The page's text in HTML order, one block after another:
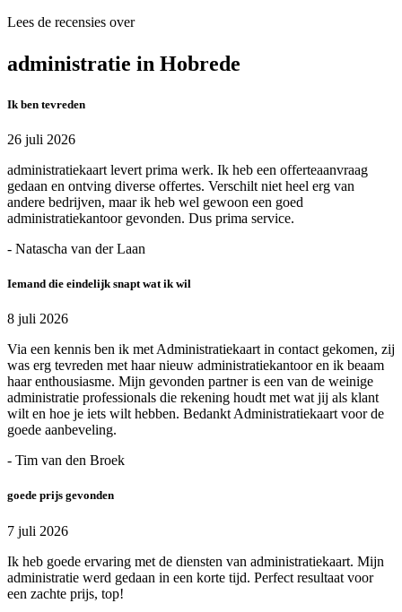
Lees de recensies over
administratie in Hobrede
Ik ben tevreden
26 juli 2026
administratiekaart levert prima werk. Ik heb een offerteaanvraag
gedaan en ontving diverse offertes. Verschilt niet heel erg van
andere bedrijven, maar ik heb wel gewoon een goed
administratiekantoor gevonden. Dus prima service.
- Natascha van der Laan
Iemand die eindelijk snapt wat ik wil
8 juli 2026
Via een kennis ben ik met Administratiekaart in contact gekomen, zij
was erg tevreden met haar nieuw administratiekantoor en ik beaam
haar enthousiasme. Mijn gevonden partner is een van de weinige
administratie professionals die rekening houdt met wat jij als klant
wilt en hoe je iets wilt hebben. Bedankt Administratiekaart voor de
goede aanbeveling.
- Tim van den Broek
goede prijs gevonden
7 juli 2026
Ik heb goede ervaring met de diensten van administratiekaart. Mijn
administratie werd gedaan in een korte tijd. Perfect resultaat voor
een zachte prijs, top!